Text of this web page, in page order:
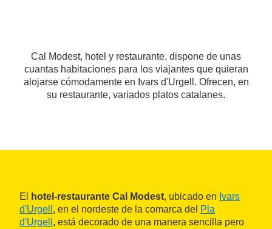
Cal Modest, hotel y restaurante, dispone de unas
cuantas habitaciones para los viajantes que quieran
alojarse cómodamente en Ivars d'Urgell. Ofrecen, en
su restaurante, variados platos catalanes.
El hotel-restaurante Cal Modest, ubicado en Ivars
d'Urgell , en el nordeste de la comarca del Pla
d'Urgell , está decorado de una manera sencilla pero